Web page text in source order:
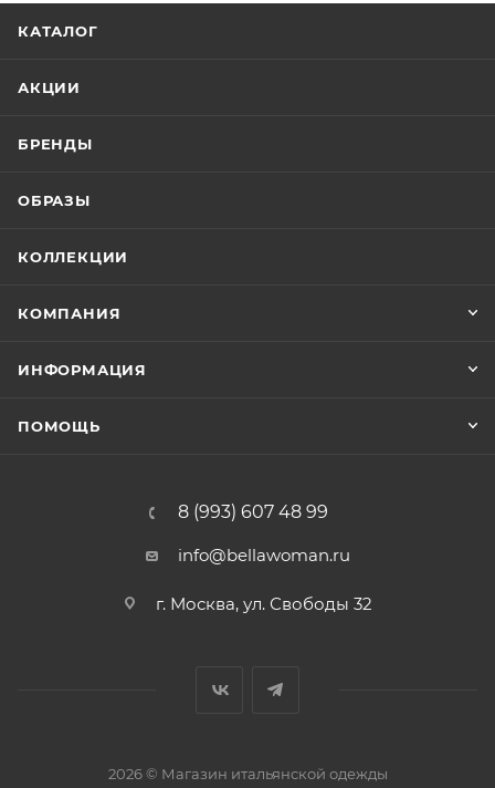
КАТАЛОГ
АКЦИИ
БРЕНДЫ
ОБРАЗЫ
КОЛЛЕКЦИИ
КОМПАНИЯ
ИНФОРМАЦИЯ
ПОМОЩЬ
8 (993) 607 48 99
info@bellawoman.ru
г. Москва, ул. Свободы 32
2026 © Магазин итальянской одежды